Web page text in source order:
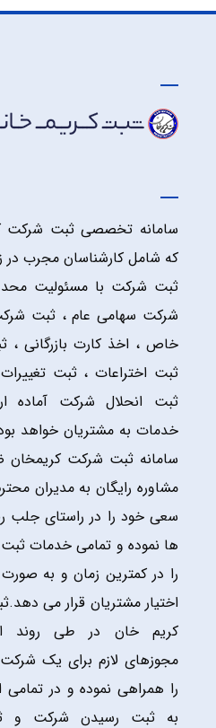
سامانه تخصصی ثبت شرکت
که شامل کارشناسان مجرب در
ثبت شرکت با مسئولیت
شرکت سهامی عام ، ثبت
خاص ، اخذ کارت بازرگانی ،
ثبت اختراعات ، ثبت
ثبت انحلال شرکت آماده
خدمات به مشتریان خواهد
سامانه ثبت شرکت کریمخان
مشاوره رایگان به مدیران
سعی خود را در راستای جلب
ها نموده و تمامی خدمات
را در کمترین زمان و به صورت
اختیار مشتریان قرار می
کریم خان در طی روند
مجوزهای لازم برای یک
را همراهی نموده و در
به ثبت رسیدن شرکت و